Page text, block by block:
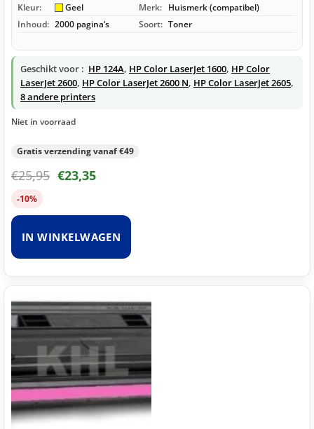
Kleur: Geel Merk: Huismerk (compatibel)
Inhoud: 2000 pagina’s Soort: Toner
Geschikt voor : HP 124A, HP Color LaserJet 1600, HP Color
LaserJet 2600, HP Color LaserJet 2600 N, HP Color LaserJet 2605,
8 andere printers
Niet in voorraad
Gratis verzending vanaf €49
€25,95 €23,35
-10%
IN WINKELWAGEN